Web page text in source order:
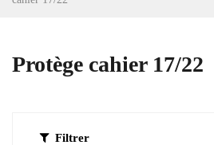
Protège cahier 17/22
Filtrer